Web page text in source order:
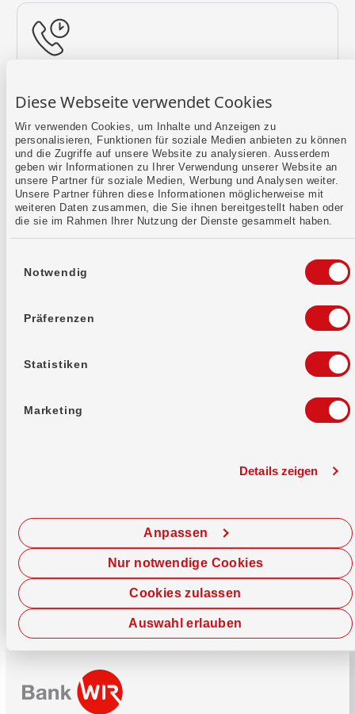
Diese Webseite verwendet Cookies
Wir verwenden Cookies, um Inhalte und Anzeigen zu
personalisieren, Funktionen für soziale Medien anbieten zu können
und die Zugriffe auf unsere Website zu analysieren. Ausserdem
geben wir Informationen zu Ihrer Verwendung unserer Website an
unsere Partner für soziale Medien, Werbung und Analysen weiter.
Unsere Partner führen diese Informationen möglicherweise mit
weiteren Daten zusammen, die Sie ihnen bereitgestellt haben oder
die sie im Rahmen Ihrer Nutzung der Dienste gesammelt haben.
Notwendig
Präferenzen
Statistiken
Marketing
Details zeigen
Cookies zulassen
Anpassen
Auswahl erlauben
Nur notwendige Cookies
Mehr erfahren
Kontaktformular
Jetzt chatten